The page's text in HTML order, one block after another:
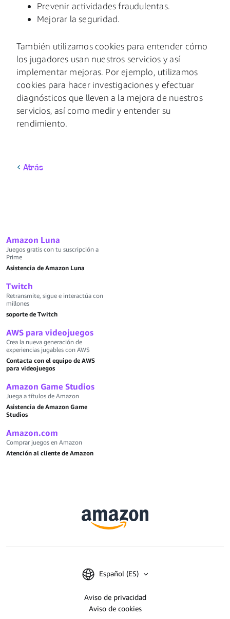
Prevenir actividades fraudulentas.
Mejorar la seguridad.
También utilizamos cookies para entender cómo
los jugadores usan nuestros servicios y así
implementar mejoras. Por ejemplo, utilizamos
cookies para hacer investigaciones y efectuar
diagnósticos que lleven a la mejora de nuestros
servicios, así como medir y entender su
rendimiento.
Atrás
Amazon Luna
Juegos gratis con tu suscripción a
Prime
Asistencia de Amazon Luna
Twitch
Retransmite, sigue e interactúa con
millones
soporte de Twitch
AWS para videojuegos
Crea la nueva generación de
experiencias jugables con AWS
Contacta con el equipo de AWS
para videojuegos
Amazon Game Studios
Juega a títulos de Amazon
Asistencia de Amazon Game
Studios
Amazon.com
Comprar juegos en Amazon
Atención al cliente de Amazon
Aviso de privacidad
Aviso de cookies
Español (ES)